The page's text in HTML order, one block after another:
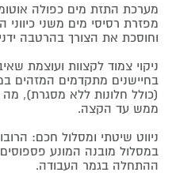
מפזרת רסיסי מים משני
וחוסכת את הצורך בהרטבה
ניקוי צמוד לקצוות ועוצמת
בחיישנים מתקדמים המזהים
(כולל חלונות ללא מסגרת),
ממש עד הקצה.
ניווט שיטתי ומסלול חכם:
במסלול מובנה המונע
ההתחלה בגמר העבודה.